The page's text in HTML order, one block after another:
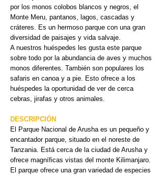
por los monos colobos blancos y negros, el
Monte Meru, pantanos, lagos, cascadas y
cráteres. Es un hermoso parque con una gran
diversidad de paisajes y vida salvaje.
A nuestros huéspedes les gusta este parque
sobre todo por la abundancia de aves y muchos
monos diferentes. También son populares los
safaris en canoa y a pie. Esto ofrece a los
huéspedes la oportunidad de ver de cerca
cebras, jirafas y otros animales.
DESCRIPCIÓN
El Parque Nacional de Arusha es un pequeño y
encantador parque, situado en el noreste de
Tanzania. Está cerca de la ciudad de Arusha y
ofrece magníficas vistas del monte Kilimanjaro.
El parque ofrece una gran variedad de especies